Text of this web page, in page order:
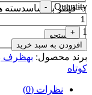
فیلتر
جستجو
Quantity
-
1
+
افزودن به سبد خرید
برند محصول: بهظرف
کوتاه
نظرات (0)